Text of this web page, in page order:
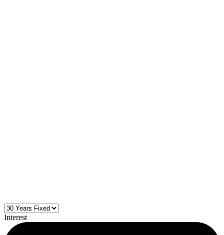
Interest